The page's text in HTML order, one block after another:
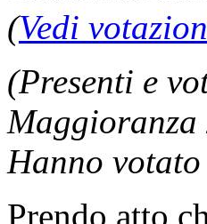
(Vedi
(Presenti e
Maggioranza
Hanno votato
Prendo atto